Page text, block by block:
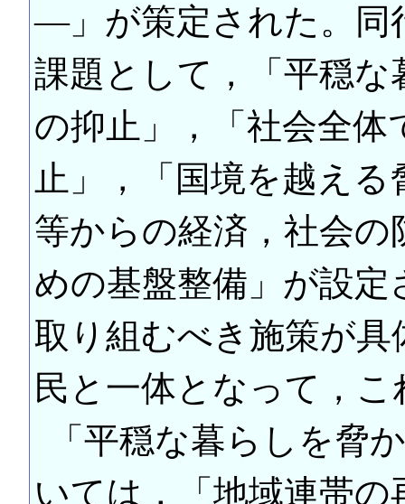
―」が策定された。同
課題として，「平穏
の抑止」，「社会全
止」，「国境を越え
等からの経済，社会
めの基盤整備」が設
取り組むべき施策が
民と一体となって，
「平穏な暮らしを脅
いては，「地域連帯